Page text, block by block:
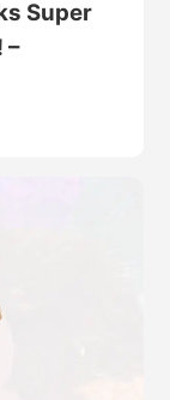
Super
–